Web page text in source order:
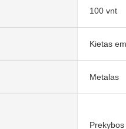
100 vnt
Kietas
Metalas
Prekybos